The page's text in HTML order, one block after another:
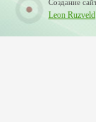
Создание
Leon Ruzveld